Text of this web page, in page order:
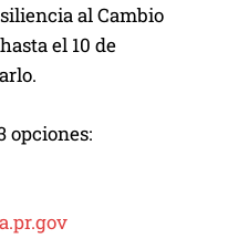
al Cambio
el 10 de
opciones: